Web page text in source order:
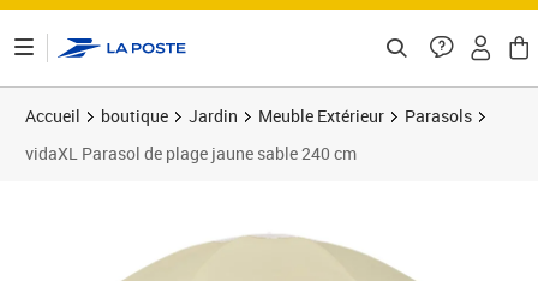
Accueil boutique Jardin Meuble Extérieur
Parasols
vidaXL Parasol de plage jaune sable 240 cm